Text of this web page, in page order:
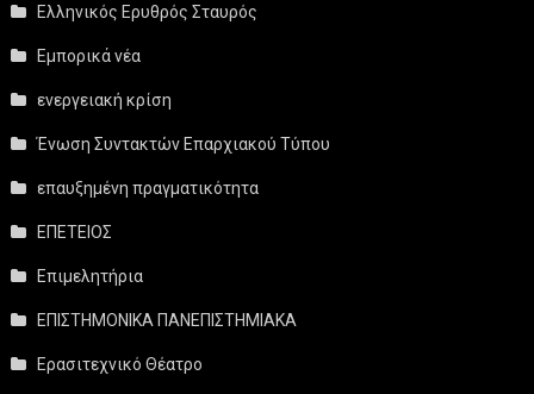
Ελληνικός Ερυθρός Σταυρός
Εμπορικά νέα
ενεργειακή κρίση
Ένωση Συντακτών Επαρχιακού Τύπου
επαυξημένη πραγματικότητα
ΕΠΕΤΕΙΟΣ
Επιμελητήρια
ΕΠΙΣΤΗΜΟΝΙΚΑ ΠΑΝΕΠΙΣΤΗΜΙΑΚΑ
Ερασιτεχνικό Θέατρο